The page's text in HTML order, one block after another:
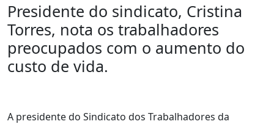
Presidente do sindicato, Cristina
Torres, nota os trabalhadores
preocupados com o aumento do
custo de vida.
A presidente do Sindicato dos Trabalhadores da